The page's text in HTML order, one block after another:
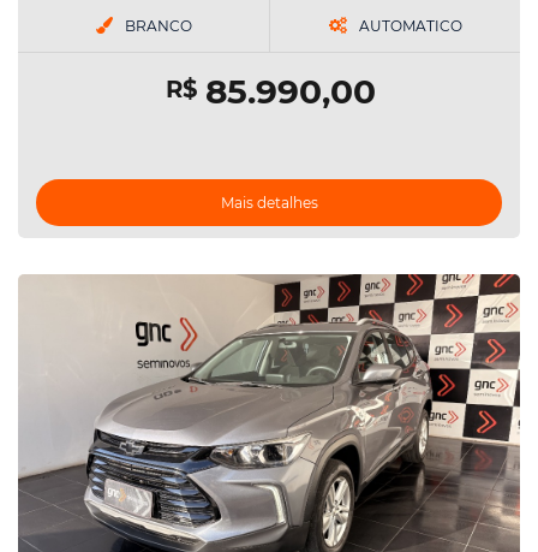
BRANCO AUTOMATICO
R$85.990,00
Mais detalhes